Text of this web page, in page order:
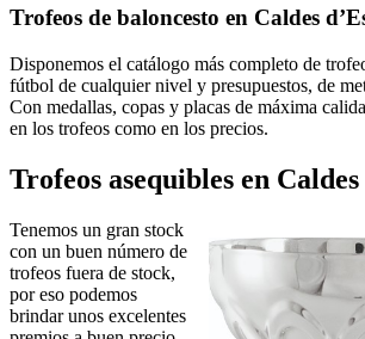
Trofeos de baloncesto en Caldes
Disponemos el catálogo más completo de
fútbol de cualquier nivel y presupuestos, de
Con medallas, copas y placas de máxima
en los trofeos como en los precios.
Trofeos asequibles en
Tenemos un gran stock
con un buen número de
trofeos fuera de stock,
por eso podemos
brindar unos excelentes